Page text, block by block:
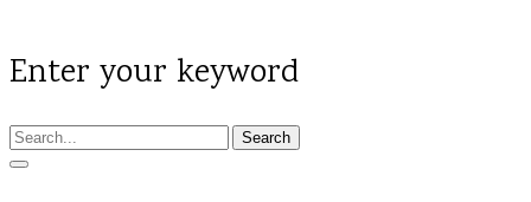
Enter your keyword
Search